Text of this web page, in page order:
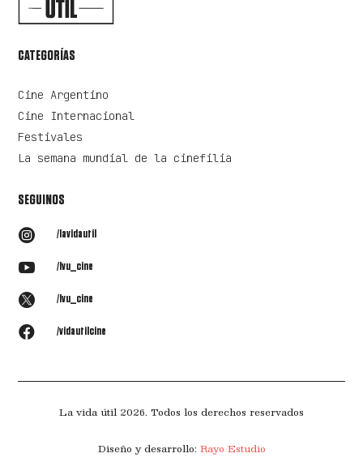
CATEGORÍAS
Cine Argentino
Cine Internacional
Festivales
La semana mundial de la cinefilia
SEGUINOS
 /lavidautil
 /lvu_cine
 /lvu_cine
 /vidautilcine
La vida útil 2026. Todos los derechos reservados
Diseño y desarrollo: Rayo Estudio